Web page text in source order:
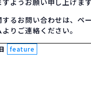
ようお願い申し上げます
するお問い合わせは、ペ
りご連絡ください。
feature